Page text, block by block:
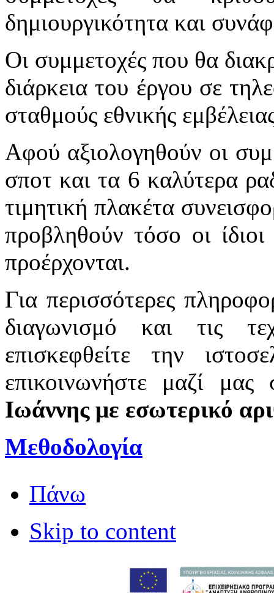
δημιουργικότητα και
Οι συμμετοχές που θα
διάρκεια του έργου σε
σταθμούς εθνικής
Αφού αξιολογηθούν οι
σποτ και τα 6 καλύτερα
τιμητική πλακέτα
προβληθούν τόσο οι
προέρχονται.
Για περισσότερες
διαγωνισμό και τις
επισκεφθείτε την
επικοινωνήστε μαζί
Ιωάννης με εσωτερικό
Μεθοδολογία
Πάνω
Skip to content